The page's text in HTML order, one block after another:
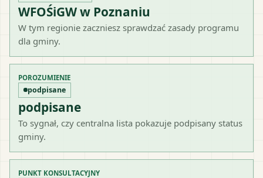
WFOŚiGW w Poznaniu
W tym regionie zaczniesz sprawdzać zasady programu
dla gminy.
POROZUMIENIE
podpisane
podpisane
To sygnał, czy centralna lista pokazuje podpisany status
gminy.
PUNKT KONSULTACYJNY